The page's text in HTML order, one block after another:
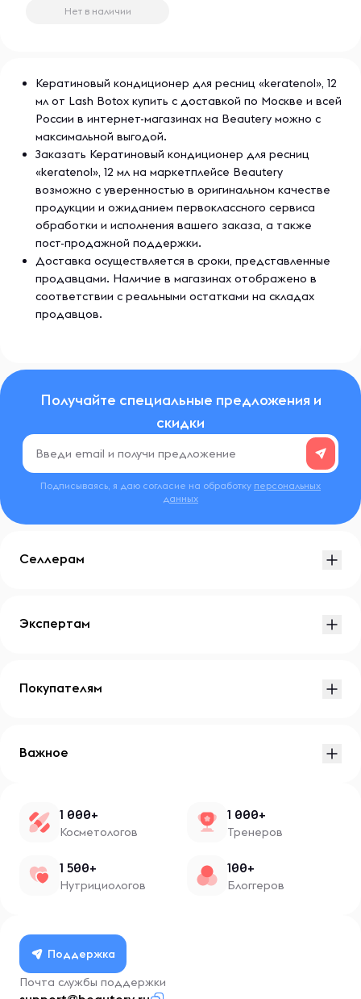
Нет в наличии
Кератиновый кондиционер для ресниц «keratenol», 12
мл от Lash Botox купить с доставкой по Москве и всей
России в интернет-магазинах на Beautery можно с
максимальной выгодой.
Заказать Кератиновый кондиционер для ресниц
«keratenol», 12 мл на маркетплейсе Beautery
возможно с уверенностью в оригинальном качестве
продукции и ожиданием первоклассного сервиса
обработки и исполнения вашего заказа, а также
пост-продажной поддержки.
Доставка осуществляется в сроки, представленные
продавцами. Наличие в магазинах отображено в
соответствии с реальными остатками на складах
продавцов.
Получайте специальные предложения и
скидки
Подписываясь, я даю согласие на обработку персональных
данных
Селлерам
Экспертам
Покупателям
Важное
1 000+
Косметологов
1 000+
Тренеров
1 500+
Нутрициологов
100+
Блоггеров
Поддержка
Почта службы поддержки